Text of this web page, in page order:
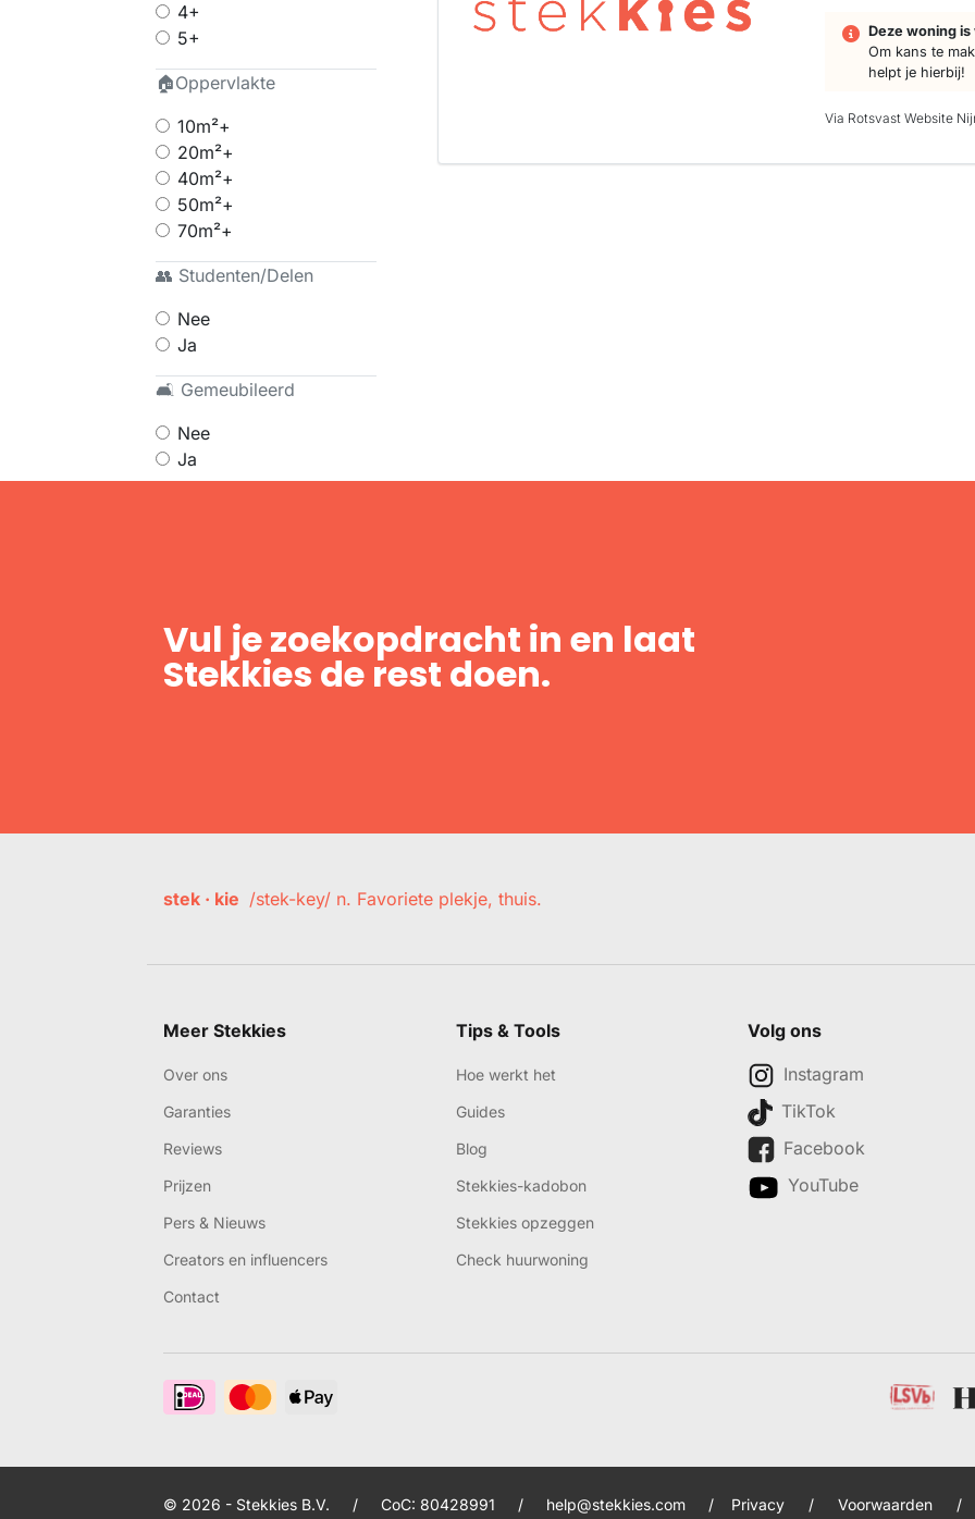
4+
5+
🏠Oppervlakte
10m²+
20m²+
40m²+
50m²+
70m²+
👥 Studenten/Delen
Nee
Ja
🛋 Gemeubileerd
Nee
Ja
Deze woning
Om kans te
helpt je hierbij!
Via Rotsvast Website
Vul je zoekopdracht in en laat
Stekkies de rest doen.
stek · kie /stek-key/ n. Favoriete plekje, thuis.
Meer Stekkies
Over ons
Garanties
Reviews
Prijzen
Pers & Nieuws
Creators en influencers
Contact
Tips & Tools
Hoe werkt het
Guides
Blog
Stekkies-kadobon
Stekkies opzeggen
Check huurwoning
Volg ons
Instagram
TikTok
Facebook
YouTube
© 2026 - Stekkies B.V. / CoC: 80428991 / help@stekkies.com / Privacy / Voorwaarden /